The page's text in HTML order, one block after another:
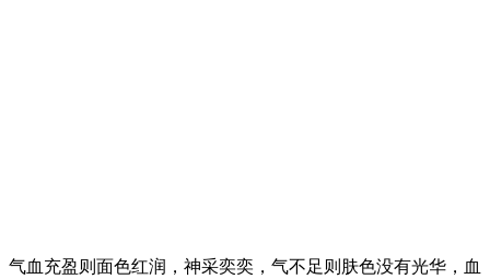
气血充盈则面色红润，神采奕奕，气不足则肤色没有光华，血